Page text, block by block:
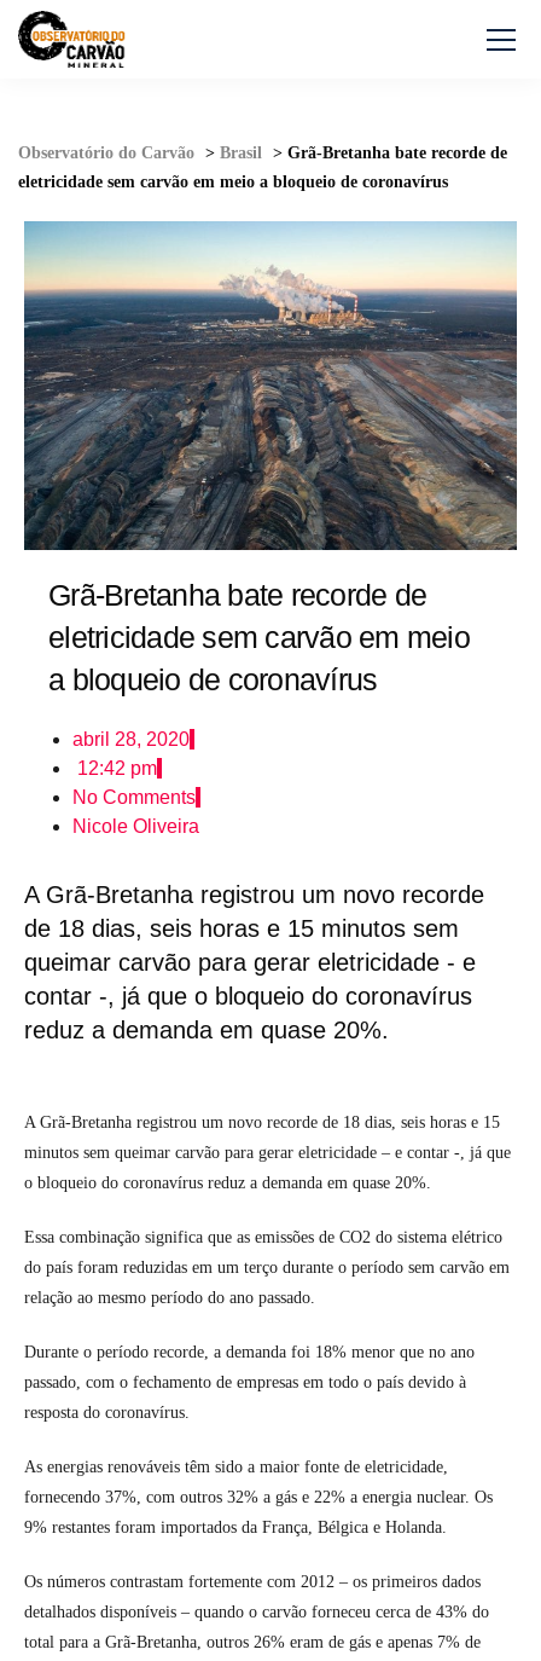
Observatório do Carvão > Brasil > Grã-Bretanha bate recorde de
eletricidade sem carvão em meio a bloqueio de coronavírus
Grã-Bretanha bate recorde de
eletricidade sem carvão em meio
a bloqueio de coronavírus
abril 28, 2020
12:42 pm
No Comments
Nicole Oliveira
A Grã-Bretanha registrou um novo recorde
de 18 dias, seis horas e 15 minutos sem
queimar carvão para gerar eletricidade - e
contar -, já que o bloqueio do coronavírus
reduz a demanda em quase 20%.
A Grã-Bretanha registrou um novo recorde de 18 dias, seis horas e 15
minutos sem queimar carvão para gerar eletricidade – e contar -, já que
o bloqueio do coronavírus reduz a demanda em quase 20%.
Essa combinação significa que as emissões de CO2 do sistema elétrico
do país foram reduzidas em um terço durante o período sem carvão em
relação ao mesmo período do ano passado.
Durante o período recorde, a demanda foi 18% menor que no ano
passado, com o fechamento de empresas em todo o país devido à
resposta do coronavírus.
As energias renováveis ​​têm sido a maior fonte de eletricidade,
fornecendo 37%, com outros 32% a gás e 22% a energia nuclear. Os
9% restantes foram importados da França, Bélgica e Holanda.
Os números contrastam fortemente com 2012 – os primeiros dados
detalhados disponíveis – quando o carvão forneceu cerca de 43% do
total para a Grã-Bretanha, outros 26% eram de gás e apenas 7% de